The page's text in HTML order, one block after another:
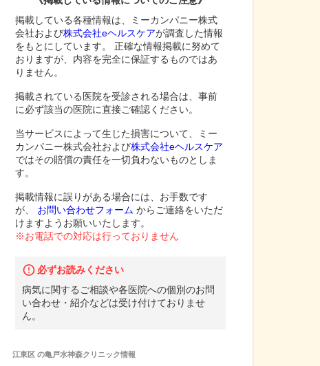
掲載している各種情報は、ミーカンパニー株式
会社および株式会社eヘルスケアが調査した情報
をもとにしています。 正確な情報掲載に努めて
おりますが、内容を完全に保証するものではあ
りません。
掲載されている医院を受診される場合は、事前
に必ず該当の医院に直接ご確認ください。
当サービスによって生じた損害について、ミー
カンパニー株式会社および株式会社eヘルスケア
ではその賠償の責任を一切負わないものとしま
す。
掲載情報に誤りがある場合には、お手数です
が、
お問い合わせフォーム からご連絡をいただ
けますようお願いいたします。
※お電話での対応は行っておりません
必ずお読みください
病気に関するご相談や各医院への個別のお問
い合わせ・紹介などは受け付けておりませ
ん。
江東区の亀戸水神森クリニック情報